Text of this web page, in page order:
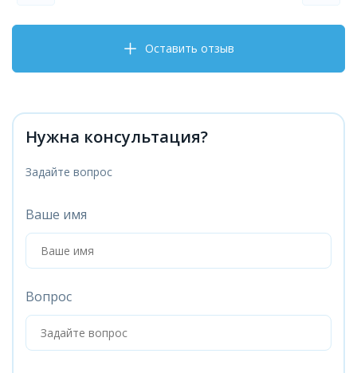
Оставить отзыв
Нужна консультация?
Задайте вопрос
Ваше имя
Вопрос